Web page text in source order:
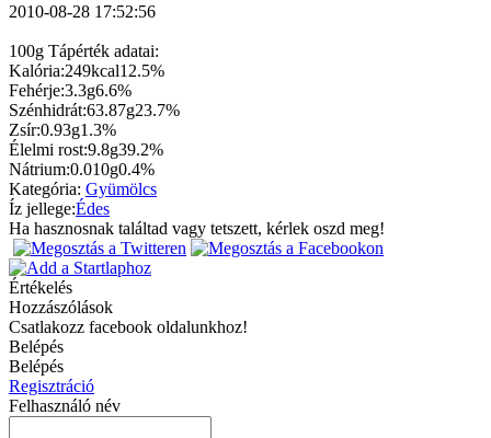
2010-08-28 17:52:56
100g Tápérték adatai:
Kalória:249kcal12.5%
Fehérje:3.3g6.6%
Szénhidrát:63.87g23.7%
Zsír:0.93g1.3%
Élelmi rost:9.8g39.2%
Nátrium:0.010g0.4%
Kategória: Gyümölcs
Íz jellege:Édes
Ha hasznosnak találtad vagy tetszett, kérlek oszd meg!
Értékelés
Hozzászólások
Csatlakozz facebook oldalunkhoz!
Belépés
Belépés
Regisztráció
Felhasználó név